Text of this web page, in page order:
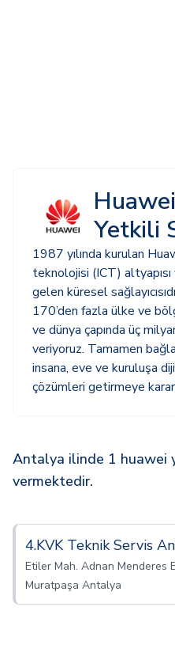
Yetkili
1987 yılında kurulan
teknolojisi (ICT) altyapısı
gelen küresel
170’den fazla ülke ve
ve dünya çapında üç
veriyoruz. Tamamen
insana, eve ve kuruluşa
çözümleri getirmeye
Antalya ilinde 1 huawei
vermektedir.
4.KVK Teknik Servis
Etiler Mah. Adnan Menderes
Muratpaşa Antalya